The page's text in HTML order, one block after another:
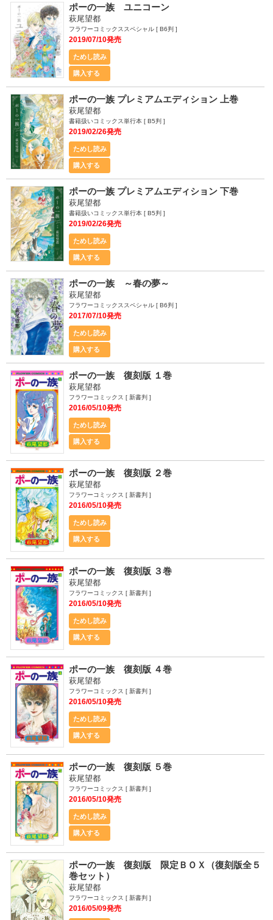
2019/07/10発売
萩尾望都
ポーの一族 ユニコーン
フラワーコミックススペシャル [ B6判 ]
ためし読み
購入する
2019/02/26発売
萩尾望都
ポーの一族 プレミアムエディション 上巻
書籍扱いコミックス単行本 [ B5判 ]
ためし読み
購入する
2019/02/26発売
萩尾望都
ポーの一族 プレミアムエディション 下巻
書籍扱いコミックス単行本 [ B5判 ]
ためし読み
購入する
2017/07/10発売
萩尾望都
ポーの一族 ～春の夢～
フラワーコミックススペシャル [ B6判 ]
ためし読み
購入する
2016/05/10発売
萩尾望都
ポーの一族 復刻版 １巻
フラワーコミックス [ 新書判 ]
ためし読み
購入する
2016/05/10発売
萩尾望都
ポーの一族 復刻版 ２巻
フラワーコミックス [ 新書判 ]
ためし読み
購入する
2016/05/10発売
萩尾望都
ポーの一族 復刻版 ３巻
フラワーコミックス [ 新書判 ]
ためし読み
購入する
2016/05/10発売
萩尾望都
ポーの一族 復刻版 ４巻
フラワーコミックス [ 新書判 ]
ためし読み
購入する
2016/05/10発売
萩尾望都
ポーの一族 復刻版 ５巻
フラワーコミックス [ 新書判 ]
ためし読み
購入する
2016/05/09発売
萩尾望都
ポーの一族 復刻版 限定ＢＯＸ（復刻版全５
巻セット）
フラワーコミックス [ 新書判 ]